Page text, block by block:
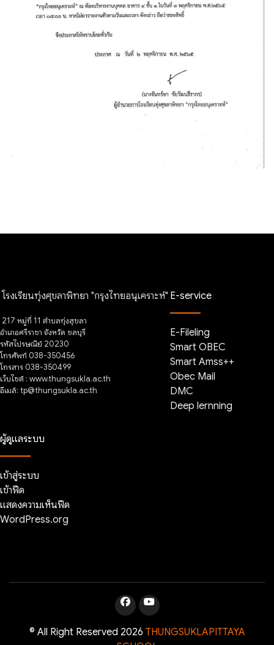
โรงเรียนทุ่งศุขลาพิทยา "กรุงไทยอนุเคราะห์"
217 หมู่ที่ 11 ตำบลทุ่งสุขลา
อำเภอศรีราชา จังหวัด ชลบุรี
รหัสไปรษณีย์ 20230
โทรศัพท์ 038-350456
โทรสาร 038-350499
เว็บไซต์ : www.thungsukla.ac.th
อีเมล์: tp@thungsukla.ac.th
E-service
E-Fileling
Smart OBEC
Smart Amss++
Obec Mail
DMC
Deep lernning
ผู้ดูแลระบบ
เข้าสู่ระบบ
เข้าฟีด
แสดงความเห็นฟีด
WordPress.org
© All Right Reserved 2026 THUNGSUKLAPITTAYA